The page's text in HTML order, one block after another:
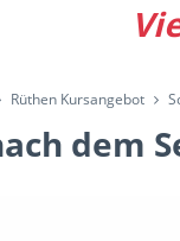
Rüthen Kursangebot
dem